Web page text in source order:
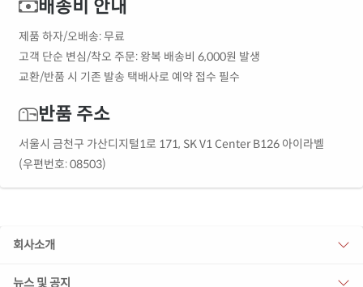
배송비 안내
제품 하자/오배송: 무료
고객 단순 변심/착오 주문: 왕복 배송비 6,000원 발생
교환/반품 시 기존 발송 택배사로 예약 접수 필수
반품 주소
서울시 금천구 가산디지털1로 171, SK V1 Center B126 아이라벨
(우편번호: 08503)
회사소개
뉴스 및 공지